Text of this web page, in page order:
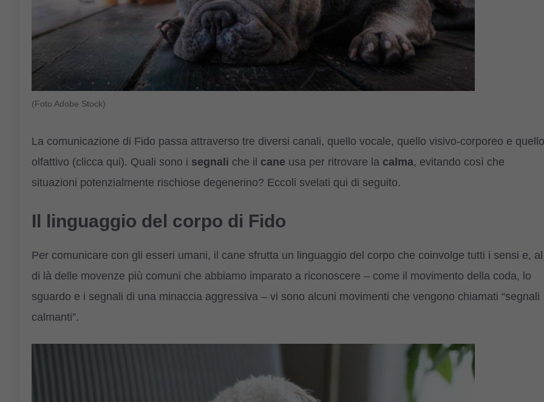
(Foto Adobe Stock)
La comunicazione di Fido passa attraverso tre diversi canali, quello vocale, quello visivo-corporeo e quello
olfattivo (clicca qui). Quali sono i segnali che il cane usa per ritrovare la calma, evitando così che
situazioni potenzialmente rischiose degenerino? Eccoli svelati qui di seguito.
Il linguaggio del corpo di Fido
Per comunicare con gli esseri umani, il cane sfrutta un linguaggio del corpo che coinvolge tutti i sensi e, al
di là delle movenze più comuni che abbiamo imparato a riconoscere – come il movimento della coda, lo
sguardo e i segnali di una minaccia aggressiva – vi sono alcuni movimenti che vengono chiamati “segnali
calmanti”.